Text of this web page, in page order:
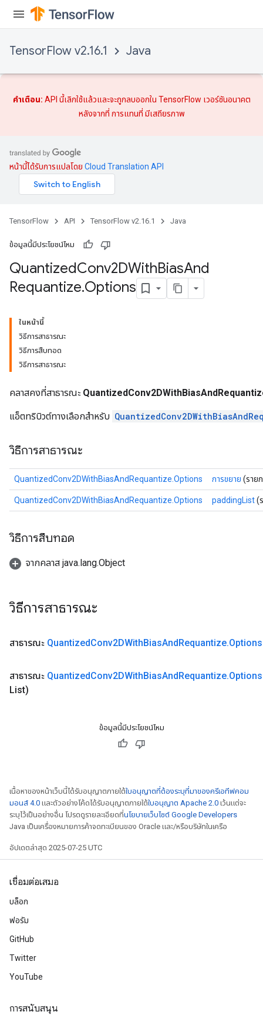
TensorFlow v2.16.1 Java
คำเตือน: API นี้เลิกใช้แล้วและจะถูกลบออกใน TensorFlow เวอร์ชันอนาคต
หลังจากที่ การแทนที่ มีเสถียรภาพ
หน้านี้ได้รับการแปลโดย Cloud Translation API
TensorFlow API TensorFlow v2.16.1 Java
ข้อมูลนี้มีประโยชน์ไหม
QuantizedConv2DWithBiasAnd
Requantize.Options
ในหน้านี้
วิธีการสาธารณะ
วิธีการสืบทอด
วิธีการสาธารณะ
คลาสคงที่สาธารณะ
แอ็ตทริบิวต์ทางเลือกสำหรับ
วิธีการสาธารณะ
QuantizedConv2DWithBiasAndRequantize.Options การขยาย (ราย
QuantizedConv2DWithBiasAndRequantize.Options paddingList(
วิธีการสืบทอด
จากคลาส java.lang.Object
วิธีการสาธารณะ
สาธารณะ QuantizedConv2DWithBiasAndRequantize.Options
สาธารณะ QuantizedConv2DWithBiasAndRequantize.Options
List)
ข้อมูลนี้มีประโยชน์ไหม
เนื้อหาของหน้าเว็บนี้ได้รับอนุญาตภายใต้ใบอนุญาตที่ต้องระบุที่มาของครีเอทีฟคอม
มอนส์ 4.0 และตัวอย่างโค้ดได้รับอนุญาตภายใต้ใบอนุญาต Apache 2.0 เว้นแต่จะ
ระบุไว้เป็นอย่างอื่น โปรดดูรายละเอียดที่นโยบายเว็บไซต์ Google Developers
Java เป็นเครื่องหมายการค้าจดทะเบียนของ Oracle และ/หรือบริษัทในเครือ
อัปเดตล่าสุด 2025-07-25 UTC
เชื่อมต่อเสมอ
บล็อก
ฟอรัม
GitHub
Twitter
YouTube
การสนับสนุน